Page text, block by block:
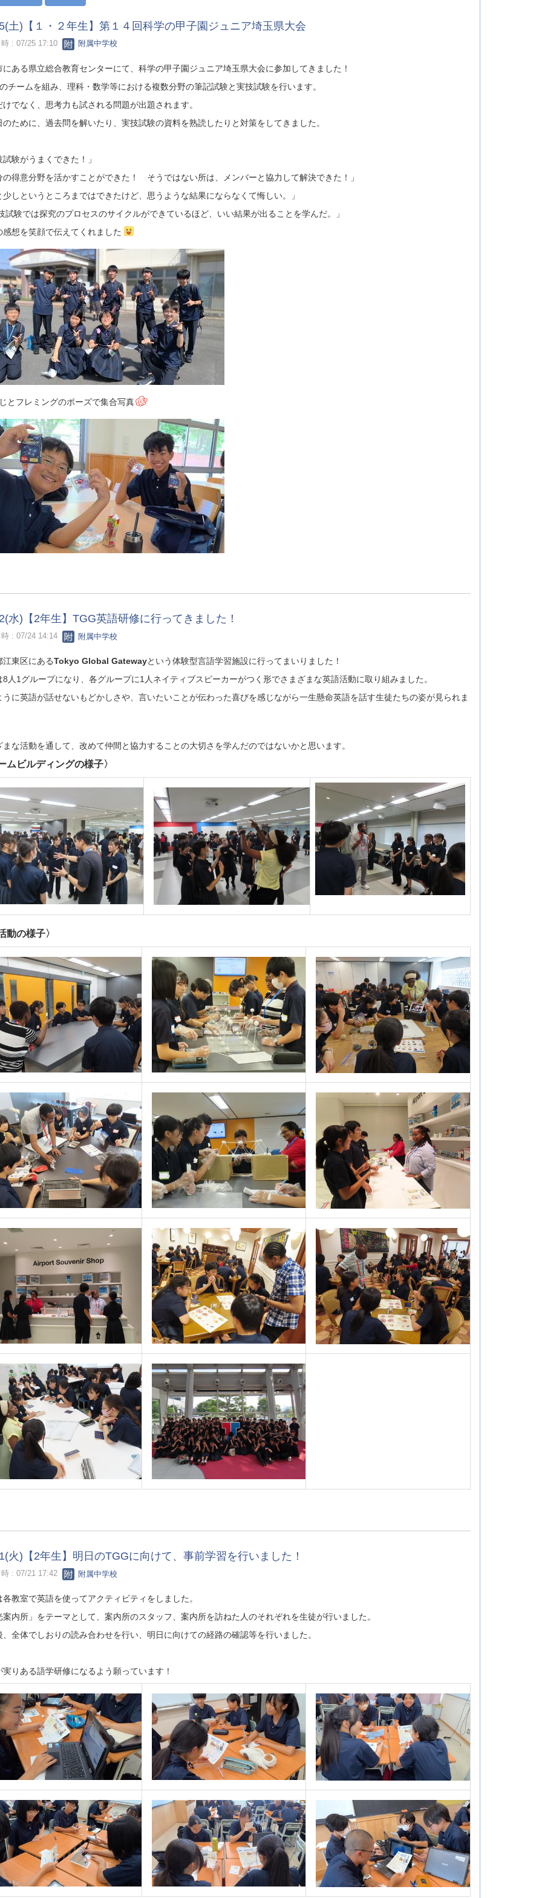
土)【１・２年生】第１４回科学の甲子園ジュニア埼玉県大会
: 07/25 17:10 附属中学校
にある県立総合教育センターにて、科学の甲子園ジュニア埼玉県大会に参加してきました！
チームを組み、理科・数学等における複数分野の筆記試験と実技試験を行います。
けでなく、思考力も試される問題が出題されます。
のために、過去問を解いたり、実技試験の資料を熟読したりと対策をしてきました。
験がうまくできた！」
の得意分野を活かすことができた！ そうではない所は、メンバーと協力して解決できた！」
少しというところまではできたけど、思うような結果にならなくて悔しい。」
試験では探究のプロセスのサイクルができているほど、いい結果が出ることを学んだ。」
感想を笑顔で伝えてくれました
とフレミングのポーズで集合写真
水)【2年生】TGG英語研修に行ってきました！
: 07/24 14:14 附属中学校
江東区にあるTokyo Global Gatewayという体験型言語学習施設に行ってまいりました！
8人1グループになり、各グループに1人ネイティブスピーカーがつく形でさまざまな英語活動に取り組みました。
うに英語が話せないもどかしさや、言いたいことが伝わった喜びを感じながら一生懸命英語を話す生徒たちの姿が見られま
まな活動を通して、改めて仲間と協力することの大切さを学んだのではないかと思います。
ムビルディングの様子〉
動の様子〉
火)【2年生】明日のTGGに向けて、事前学習を行いました！
: 07/21 17:42 附属中学校
各教室で英語を使ってアクティビティをしました。
案内所」をテーマとして、案内所のスタッフ、案内所を訪ねた人のそれぞれを生徒が行いました。
、全体でしおりの読み合わせを行い、明日に向けての経路の確認等を行いました。
実りある語学研修になるよう願っています！